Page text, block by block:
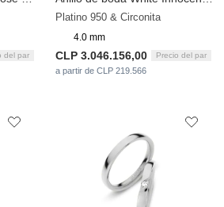
del par
Platino 950 & Circonita
4.0 mm
CLP 3.046.156,00 Precio del par
a partir de CLP 219.566